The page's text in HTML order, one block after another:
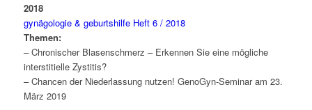
2018
gynägologie & geburtshilfe Heft 6 / 2018
Themen:
– Chronischer Blasenschmerz – Erkennen Sie eine mögliche
interstitielle Zystitis?
– Chancen der Niederlassung nutzen! GenoGyn-Seminar am 23.
März 2019